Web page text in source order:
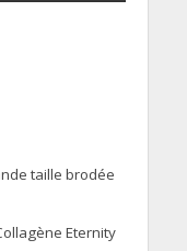
taille brodée
Eternity